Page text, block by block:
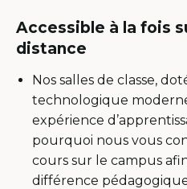
Accessible à la fois
distance
Nos salles de classe,
technologique
expérience
pourquoi nous vous
cours sur le campus
différence